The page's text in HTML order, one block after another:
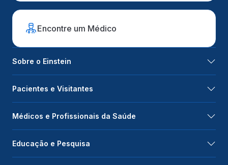
Encontre um Médico
Sobre o Einstein
Pacientes e Visitantes
Médicos e Profissionais da Saúde
Educação e Pesquisa